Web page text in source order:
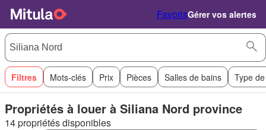
FavorisGérer vos alertes
Filtres Mots-clés Prix Pièces Salles de bains Type
Propriétés à louer à Siliana Nord province
14 propriétés disponibles